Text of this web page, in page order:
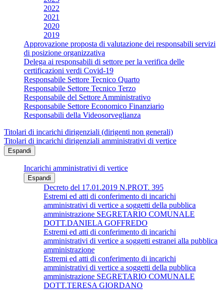
2022
2021
2020
2019
Approvazione proposta di valutazione dei responsabili servizi
di posizione organizzativa
Delega ai responsabili di settore per la verifica delle
certificazioni verdi Covid-19
Responsabile Settore Tecnico Quarto
Responsabile Settore Tecnico Terzo
Responsabile del Settore Amministrativo
Responsabile Settore Economico Finanziario
Responsabili della Videosorveglianza
Titolari di incarichi dirigenziali (dirigenti non generali)
Titolari di incarichi dirigenziali amministrativi di vertice
Espandi
Incarichi amministrativi di vertice
Espandi
Decreto del 17.01.2019 N.PROT. 395
Estremi ed atti di conferimento di incarichi
amministrativi di vertice a soggetti della pubblica
amministrazione SEGRETARIO COMUNALE
DOTT.DANIELA GOFFREDO
Estremi ed atti di conferimento di incarichi
amministrativi di vertice a soggetti estranei alla pubblica
amministrazione
Estremi ed atti di conferimento di incarichi
amministrativi di vertice a soggetti della pubblica
amministrazione SEGRETARIO COMUNALE
DOTT.TERESA GIORDANO